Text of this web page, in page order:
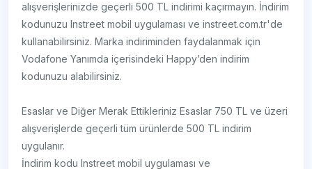
alışverişlerinizde geçerli 500 TL indirimi kaçırmayın. İndirim
kodunuzu Instreet mobil uygulaması ve instreet.com.tr'de
kullanabilirsiniz. Marka indiriminden faydalanmak için
Vodafone Yanımda içerisindeki Happy’den indirim
kodunuzu alabilirsiniz.
Esaslar ve Diğer Merak Ettikleriniz Esaslar 750 TL ve üzeri
alışverişlerde geçerli tüm ürünlerde 500 TL indirim
uygulanır.
İndirim kodu Instreet mobil uygulaması ve